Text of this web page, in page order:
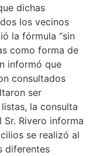
dichas
los vecinos
la fórmula “sin
como forma de
informó que
consultados
ser
la consulta
Sr. Rivero informa
se realizó al
diferentes